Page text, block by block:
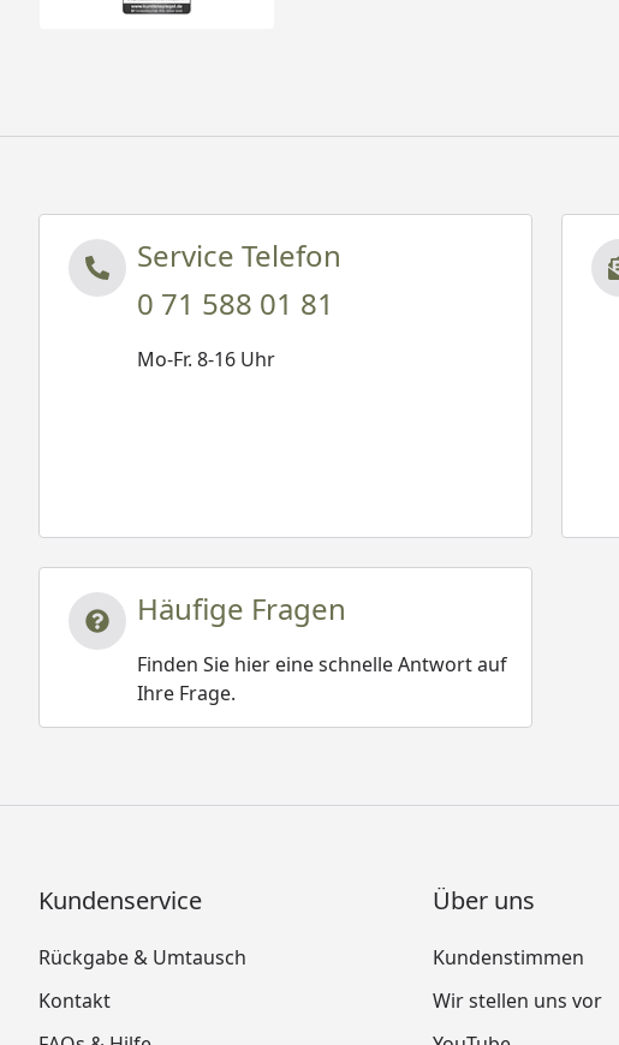
Service Telefon
0 71 588 01 81
Mo-Fr. 8-16 Uhr
Häufige Fragen
Finden Sie hier eine schnelle Antwort auf
Ihre Frage.
Kundenservice
Rückgabe & Umtausch
Kontakt
Über uns
Kundenstimmen
Wir stellen uns vor